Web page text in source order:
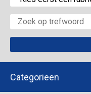
Categorieen